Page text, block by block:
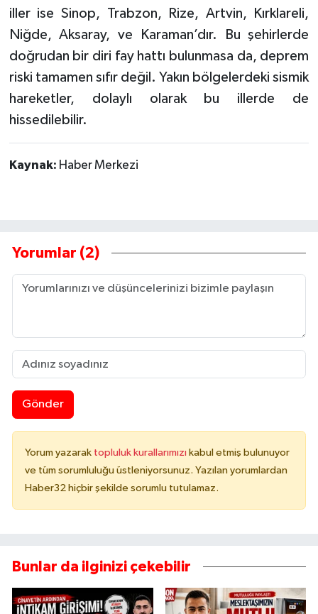
iller ise Sinop, Trabzon, Rize, Artvin, Kırklareli,
Niğde, Aksaray, ve Karaman’dır. Bu şehirlerde
doğrudan bir diri fay hattı bulunmasa da, deprem
riski tamamen sıfır değil. Yakın bölgelerdeki sismik
hareketler, dolaylı olarak bu illerde de
hissedilebilir.
Kaynak: Haber Merkezi
Yorumlar (2)
Gönder
Yorum yazarak topluluk kurallarımızı kabul etmiş bulunuyor
ve tüm sorumluluğu üstleniyorsunuz. Yazılan yorumlardan
Haber32 hiçbir şekilde sorumlu tutulamaz.
Bunlar da ilginizi çekebilir